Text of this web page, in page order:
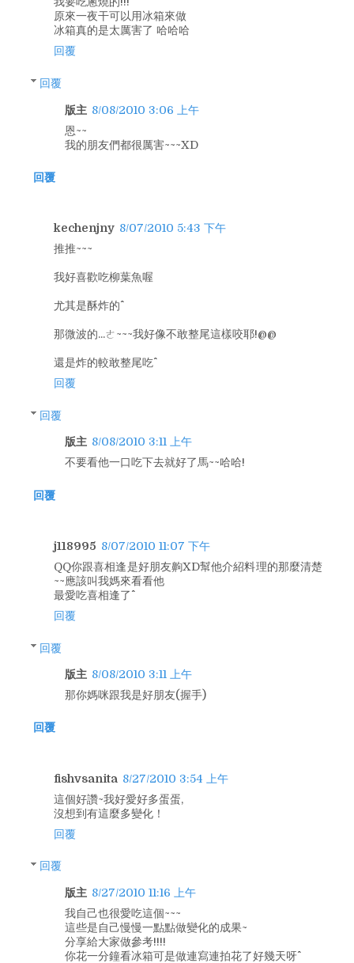
原來一夜干可以用冰箱來做
冰箱真的是太厲害了 哈哈哈
回覆
回覆
版主 8/08/2010 3:06 上午
恩~~
我的朋友們都很厲害~~~XD
回覆
kechenjny 8/07/2010 5:43 下午
推推~~~
我好喜歡吃柳葉魚喔
尤其是酥炸的^^
那微波的...ㄜ~~~我好像不敢整尾這樣咬耶!@@
還是炸的較敢整尾吃^^
回覆
回覆
版主 8/08/2010 3:11 上午
不要看他一口吃下去就好了馬~~哈哈!
回覆
j118995 8/07/2010 11:07 下午
QQ你跟喜相逢是好朋友齁XD幫他介紹料理的那麼清楚
~~應該叫我媽來看看他
最愛吃喜相逢了^^
回覆
回覆
版主 8/08/2010 3:11 上午
那你媽咪跟我是好朋友(握手)
回覆
fishvsanita 8/27/2010 3:54 上午
這個好讚~我好愛好多蛋蛋,
沒想到有這麼多變化！
回覆
回覆
版主 8/27/2010 11:16 上午
我自己也很愛吃這個~~~
這些是自己慢慢一點點做變化的成果~
分享給大家做參考!!!!
你花一分鐘看冰箱可是做連寫連拍花了好幾天呀^^